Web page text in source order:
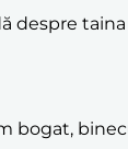
despre
bogat,